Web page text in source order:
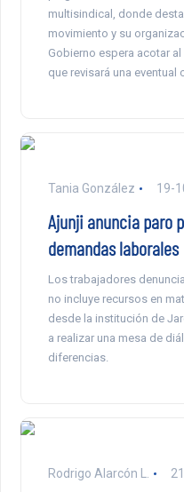
multisindical, donde
movimiento y su
Gobierno espera acotar
que revisará una eventual
Tania González 19-
Ajunji anuncia paro
demandas laborales
Los trabajadores
no incluye recursos en
desde la institución de
a realizar una mesa de
diferencias.
Rodrigo Alarcón L.